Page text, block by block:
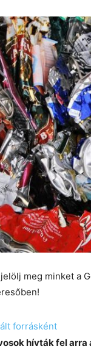
meg minket a
forrásként
hívták fel